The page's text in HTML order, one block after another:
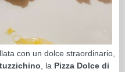
con un dolce straordinario,
, la Pizza Dolce di